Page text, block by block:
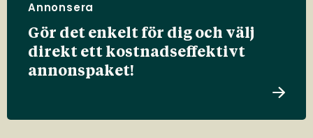
Annonsera
Gör det enkelt för dig och välj
direkt ett kostnadseffektivt
annonspaket!